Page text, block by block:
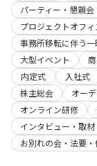
パーティー・懇親
プロジェクトオフィ
事務所移転に伴う一
大型イベント
内定式
入社式
株主総会
オー
オンライン研修
インタビュー・取材
お別れの会・法要